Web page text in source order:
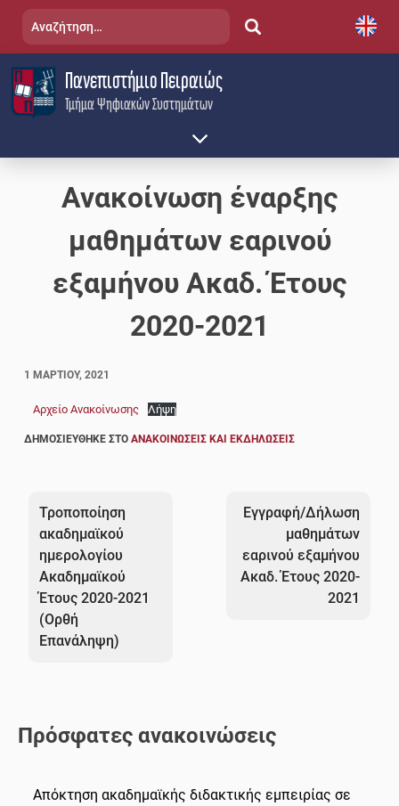
content
Τμήμα Ψηφιακών Συστημάτων
Πανεπιστήμιο Πειραιώς
Αναζήτηση
Ανακοίνωση έναρξης
μαθημάτων εαρινού
εξαμήνου Ακαδ. Έτους
2020-2021
1 ΜΑΡΤΊΟΥ, 2021
Αρχείο Ανακοίνωσης Λήψη
ΔΗΜΟΣΙΕΎΘΗΚΕ ΣΤΟΑΝΑΚΟΙΝΏΣΕΙΣ ΚΑΙ ΕΚΔΗΛΏΣΕΙΣ
άρθρων
Τροποποίηση
ακαδημαϊκού
ημερολογίου
Ακαδημαϊκού
Έτους 2020-2021
(Ορθή
Επανάληψη)
Εγγραφή/Δήλωση
μαθημάτων
εαρινού εξαμήνου
Ακαδ. Έτους 2020-
2021
Πρόσφατες ανακοινώσεις
Απόκτηση ακαδημαϊκής διδακτικής εμπειρίας σε